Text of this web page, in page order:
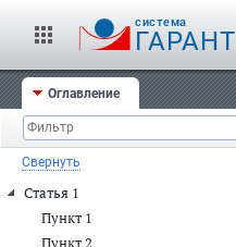
cистема
ГАРАНТ
Оглавление
Свернуть
Статья 1
Пункт 1
Пункт 2